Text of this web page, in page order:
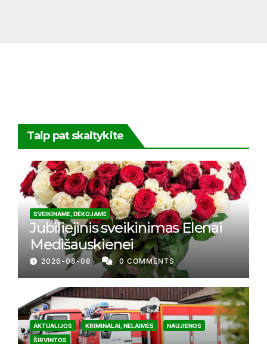
Taip pat skaitykite
SVEIKINAME, DĖKOJAME
Jubiliejinis sveikinimas Elenai
Medišauskienei
2026-08-08 0 COMMENTS
AKTUALIJOS KRIMINALAI, NELAIMĖS
NAUJIENOS
ŠIRVINTOS